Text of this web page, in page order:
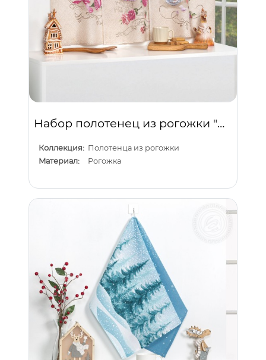
Набор полотенец из рогожки "Ретро"
Коллекция: Полотенца из рогожки
Материал:
Рогожка